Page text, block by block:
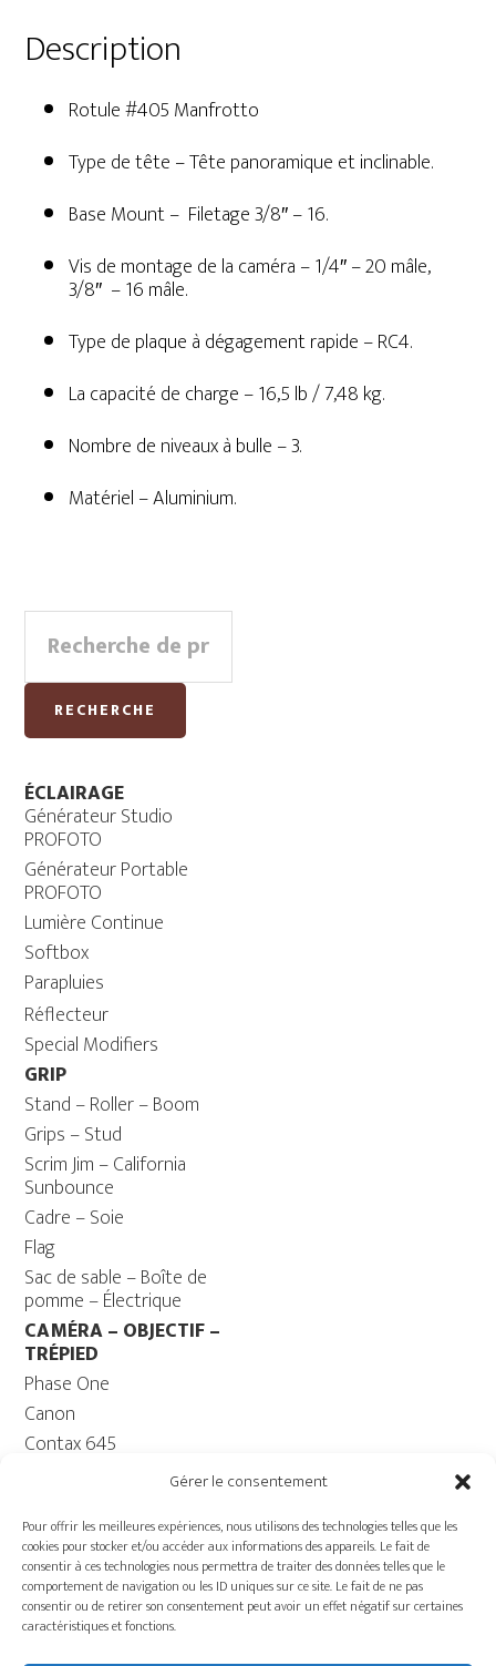
Gérer le consentement
Pour offrir les meilleures expériences, nous utilisons des technologies telles que les
cookies pour stocker et/ou accéder aux informations des appareils. Le fait de
consentir à ces technologies nous permettra de traiter des données telles que le
comportement de navigation ou les ID uniques sur ce site. Le fait de ne pas
consentir ou de retirer son consentement peut avoir un effet négatif sur certaines
caractéristiques et fonctions.
Description
Rotule #405 Manfrotto
Type de tête – Tête panoramique et inclinable.
Base Mount – Filetage 3/8″ – 16.
Vis de montage de la caméra – 1/4″ – 20 mâle,
3/8″ – 16 mâle.
Type de plaque à dégagement rapide – RC4.
La capacité de charge – 16,5 lb / 7,48 kg.
Nombre de niveaux à bulle – 3.
Matériel – Aluminium.
Primary
Sidebar
Recherche
pour :
RECHERCHE
ÉCLAIRAGE
Générateur Studio
PROFOTO
Générateur Portable
PROFOTO
Lumière Continue
Softbox
Parapluies
Réflecteur
Special Modifiers
GRIP
Stand – Roller – Boom
Grips – Stud
Scrim Jim – California
Sunbounce
Cadre – Soie
Flag
Sac de sable – Boîte de
pomme – Électrique
CAMÉRA – OBJECTIF –
TRÉPIED
Phase One
Canon
Contax 645
ORDINATEUR
Ordinateur – Moniteur
Câble
Batterie ECOFLOW –